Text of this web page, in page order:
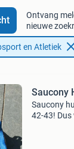
Ontvang
nieuwe
en Atletiek
Saucony
Saucony
42-43! Dus